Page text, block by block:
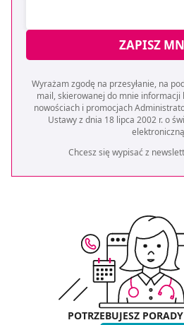
z brakiem dostępu do wszystkich
Strony.
ZAPISZ
Wyrażam zgodę na przesyłanie, na
mail, skierowanej do mnie
nowościach i promocjach
Ustawy z dnia 18 lipca 2002 r. o
elektroniczną
Chcesz się wypisać z
POTRZEBUJESZ